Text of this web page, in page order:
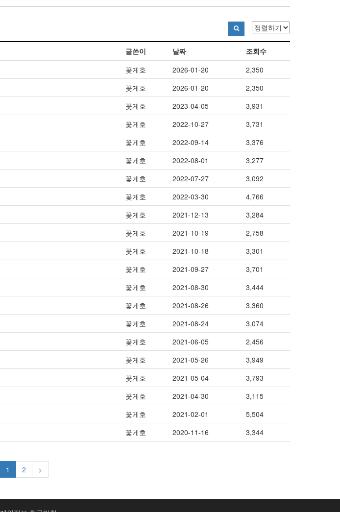
글쓴이 날짜 조회수
꽃게호 2026-01-20
2,350
꽃게호 2026-01-20
2,350
꽃게호 2023-04-05
3,931
꽃게호 2022-10-27
3,731
꽃게호 2022-09-14
3,376
꽃게호 2022-08-01
3,277
꽃게호 2022-07-27
3,092
꽃게호 2022-03-30
4,766
꽃게호 2021-12-13
3,284
꽃게호 2021-10-19
2,758
꽃게호 2021-10-18
3,301
꽃게호 2021-09-27
3,701
꽃게호 2021-08-30
3,444
꽃게호 2021-08-26
3,360
꽃게호 2021-08-24
3,074
꽃게호 2021-06-05
2,456
꽃게호 2021-05-26
3,949
꽃게호 2021-05-04
3,793
꽃게호 2021-04-30
3,115
꽃게호 2021-02-01
5,504
꽃게호 2020-11-16 3,344
1 2 >